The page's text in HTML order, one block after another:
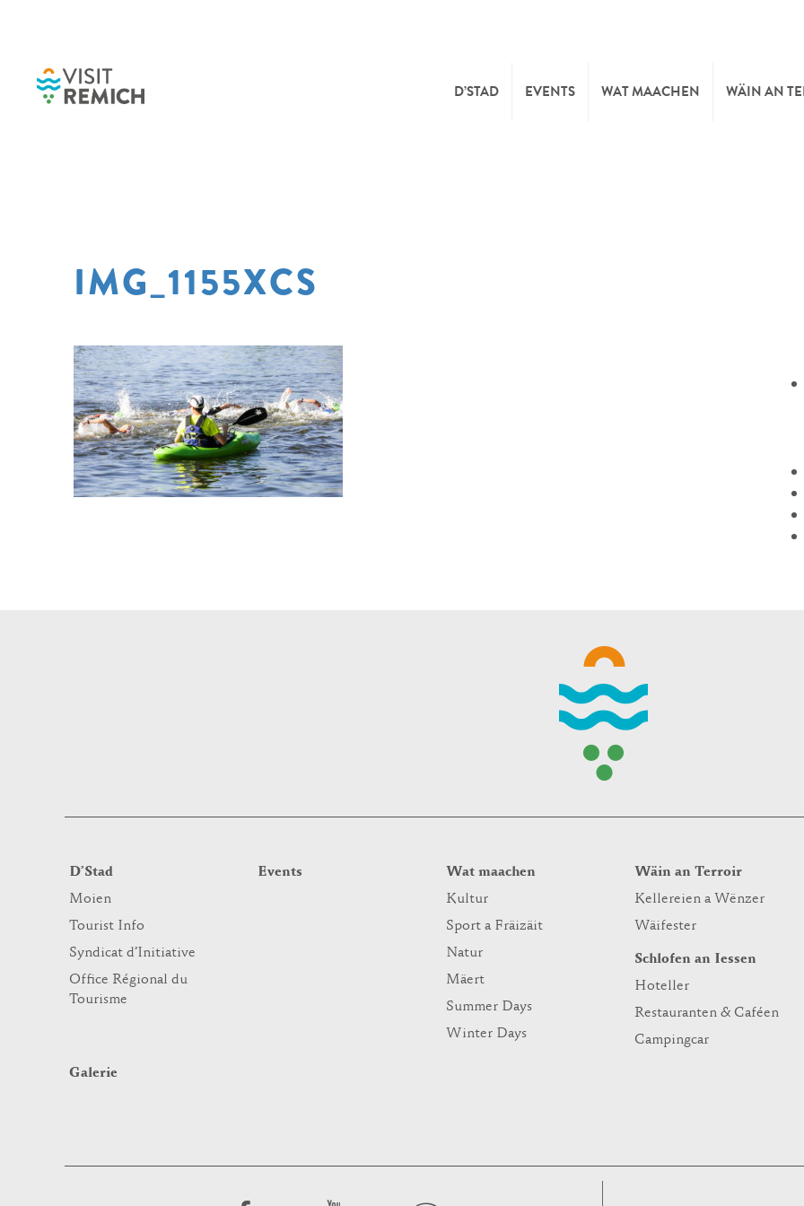
D’STAD EVENTS WAT MAACHEN WÄIN AN
IMG_1155XCS
D’Stad
Moien
Tourist Info
Syndicat d’Initiative
Office Régional du
Tourisme
Events
Wat maachen
Kultur
Sport a Fräizäit
Natur
Mäert
Summer Days
Winter Days
Wäin an Terroir
Kellereien a Wënzer
Wäifester
Schlofen an Iessen
Hoteller
Restauranten & Caféen
Campingcar
Galerie